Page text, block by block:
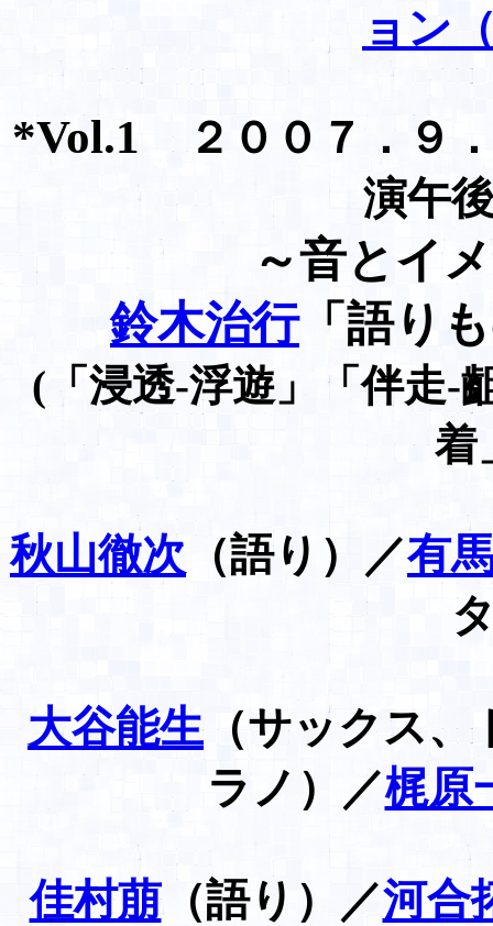
ョン
*Vol.1 ２００７．９
演午
～音とイ
鈴木治行「語り
(「浸透-浮遊」「伴走-
着
秋山徹次 （語り）／有
大谷能生 （サックス
ラノ）／梶原
佳村萠（語り）／河合